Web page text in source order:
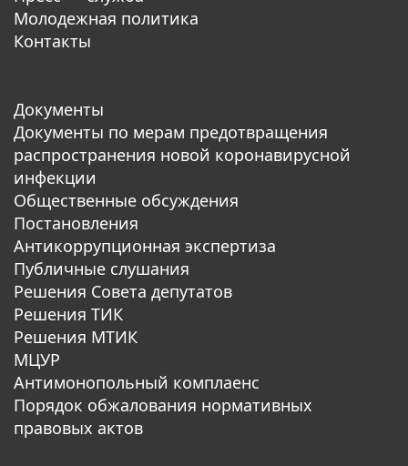
Молодежная политика
Контакты
Документы
Документы по мерам предотвращения
распространения новой коронавирусной
инфекции
Общественные обсуждения
Постановления
Антикоррупционная экспертиза
Публичные слушания
Решения Совета депутатов
Решения ТИК
Решения МТИК
МЦУР
Антимонопольный комплаенс
Порядок обжалования нормативных
правовых актов